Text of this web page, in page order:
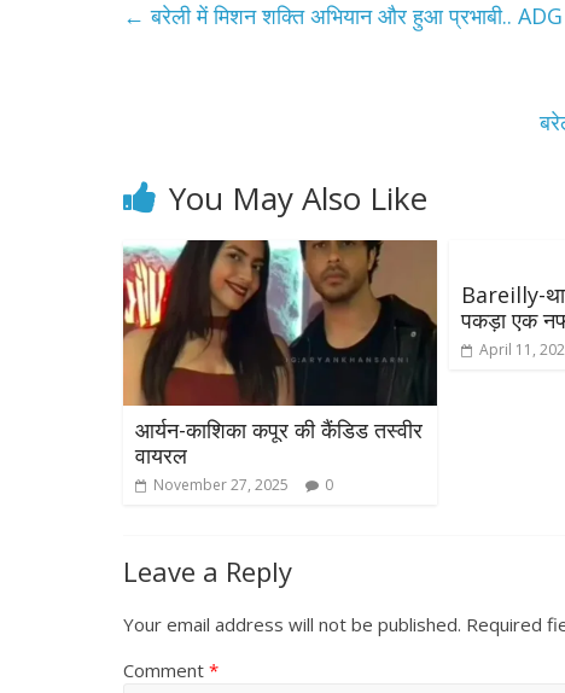
← बरेली में मिशन शक्ति अभियान और हुआ प्रभाबी.. ADG
You May Also Like
आर्यन-काशिका कपूर की कैंडिड तस्वीर
वायरल
November 27, 2025 0
Bareilly-
पकड़ा एक
April 11,
Leave a Reply
Your email address will not be published. Required
Comment *